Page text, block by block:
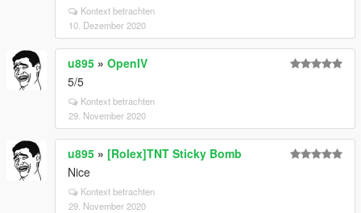
Kontext betrachten
10. Dezember 2020
u895 » OpenIV
5/5
Kontext betrachten
29. November 2020
u895 » [Rolex]TNT Sticky Bomb
Nice
Kontext betrachten
29. November 2020